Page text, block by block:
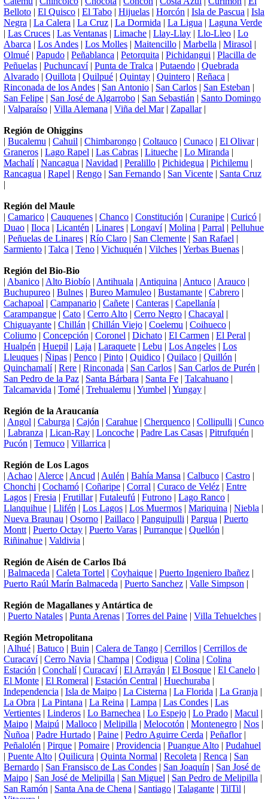
Belloto | El Quisco | El Tabo | Hijuelas | Horcón | Isla de Pascua | Isla
Negra | La Calera | La Cruz | La Dormida | La Ligua | Laguna Verde
| Las Cruces | Las Ventanas | Limache | Llay-Llay | Llo-Lleo | Lo
Abarca | Los Andes | Los Molles | Maitencillo | Marbella | Mirasol |
Olmué | Papudo | Peñablanca | Petorquita | Pichidangui | Placilla de
Peñuelas | Puchuncaví| Punta de Tralca | Putaendo | Quebrada
Alvarado | Quillota | Quilpué | Quintay | Quintero | Reñaca |
Rinconada de los Andes | San Antonio | San Carlos | San Esteban |
San Felipe | San José de Algarrobo | San Sebastián | Santo Domingo
| Valparaíso | Villa Alemana | Viña del Mar| Zapallar|
Región de Ohiggins
| Bucalemu | Cahuil | Chimbarongo | Coltauco | Cunaco | El Olivar|
Graneros | Lago Rapel | Las Cabras | Litueche | Lo Miranda |
Machalí| Nancagua | Navidad | Peralillo | Pichidegua | Pichilemu |
Rancagua | Rapel | Rengo | San Fernando | San Vicente | Santa Cruz
|
Región del Maule
| Camarico | Cauquenes | Chanco | Constitución | Curanipe | Curicó |
Duao | Iloca | Licantén | Linares | Longaví| Molina | Parral | Pelluhue
| Peñuelas de Linares | Río Claro | San Clemente | San Rafael |
Sarmiento | Talca | Teno | Vichuquén | Vilches | Yerbas Buenas |
Región del Bio-Bio
| Abanico | Alto Biobío | Antihuala | Antiquina | Antuco | Arauco |
Buchupureo | Bulnes | Bureo Mamuleo | Bustamante | Cabrero |
Cachapoal | Campanario | Cañete | Canteras | Capellanía |
Carampangue | Cato | Cerro Alto | Cerro Negro | Chacayal |
Chiguayante | Chillán | Chillán Viejo | Coelemu | Coihueco |
Coliumo | Concepción | Coronel | Dichato | El Carmen | El Peral |
Hualpén | Huepil | Laja | Laraquete | Lebu | Los Angeles | Los
Lleuques | Ñipas | Penco | Pinto | Quidico | Quilaco | Quillón |
Quinchamalí| Rere | Rinconada | San Carlos | San Carlos de Purén |
San Pedro de la Paz | Santa Bárbara | Santa Fe | Talcahuano |
Talcamavida | Tomé | Trehualemu | Yumbel | Yungay |
Región de la Araucanía
| Angol | Caburga | Cajón | Carahue | Cherquenco | Collipulli | Cunco
| Labranza | Lican-Ray | Loncoche | Padre Las Casas | Pitrufquén |
Pucón | Temuco | Villarrica |
Región de Los Lagos
| Achao | Alerce | Ancud | Aulén | Bahía Mansa | Calbuco | Castro |
Chonchi | Cochamó | Coñaripe | Corral | Curaco de Veléz | Entre
Lagos | Fresia | Frutillar| Futaleufú | Futrono | Lago Ranco |
Llanquihue | Llifén | Los Lagos | Los Muermos | Mariquina | Niebla |
Nueva Braunau | Osorno | Paillaco | Panguipulli | Pargua | Puerto
Montt | Puerto Octay | Puerto Varas | Purranque | Quellón |
Riñinahue | Valdivia |
Región de Aisén de Carlos Ibá
| Balmaceda | Caleta Tortel | Coyhaique | Puerto Ingeniero Ibañez |
Puerto Raúl Marín Balmaceda | Puerto Sanchez | Valle Simpson |
Región de Magallanes y Antártica de
| Puerto Natales | Punta Arenas | Torres del Paine | Villa Tehuelches |
Región Metropolitana
| Alhué | Batuco | Buin | Calera de Tango | Cerrillos | Cerrillos de
Curacaví| Cerro Navia | Champa | Codigua | Colina | Colina
Estación | Conchalí| Curacaví| El Arrayán | El Bosque | El Canelo |
El Monte | El Romeral | Estación Central | Huechuraba |
Independencia | Isla de Maipo | La Cisterna | La Florida | La Granja |
La Obra | La Pintana | La Reina | Lampa | Las Condes | Las
Vertientes | Linderos | Lo Barnechea | Lo Espejo | Lo Prado | Macul |
Maipo | Maipú | Malloco | Melipilla | Melocotón | Montenegro | Nos |
Ñuñoa | Padre Hurtado | Paine | Pedro Aguirre Cerda | Peñaflor|
Peñalolén | Pirque | Pomaire | Providencia | Puangue Alto | Pudahuel
| Puente Alto | Quilicura | Quinta Normal | Recoleta | Renca | San
Bernardo | San Fransisco de Las Condes | San Joaquín | San José de
Maipo | San José de Melipilla | San Miguel | San Pedro de Melipilla |
San Ramón | Santa Ana de Chena | Santiago | Talagante | TilTil |